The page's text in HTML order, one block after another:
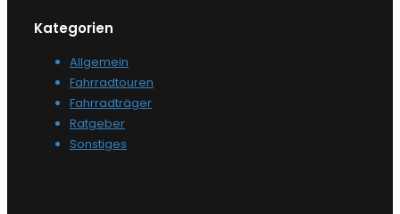
Kategorien
Allgemein
Fahrradtouren
Fahrradträger
Ratgeber
Sonstiges